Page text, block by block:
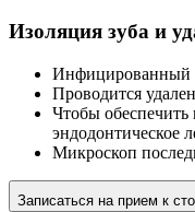
Изоляция зуба и
Инфицированный
Проводится
Чтобы обеспечить
эндодонтическое
Микроскоп
Записаться на прием к